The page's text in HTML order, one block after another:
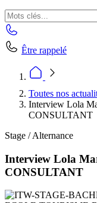
Être rappelé
Toutes nos
Interview Lola
CONSULTANT
Stage / Alternance
Interview Lola
CONSULTANT